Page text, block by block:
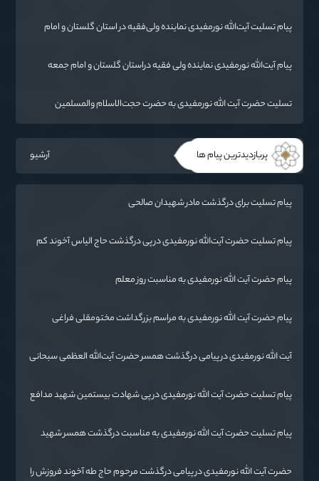
پیام تسلیت آیت‌الله نورمفیدی نماینده ولی‌فقیه در استان گلستان و امام
پیام آیت‌الله نورمفیدی نماینده ولی فقیه دراستان گلستان و امام جمعه
تسلیت حضرت آیت الله نورمفیدی به حضرت حجت‌الاسلام والمسلمین
پربازدیدترین پیام ها آرشیو
پیام تسلیت برای درگذشت مادر شهیدان صالحی
پیام تسلیت حضرت آیت‌الله نورمفیدی در پی درگذشت حاج الیاس آخوند کم
پیام حضرت آیت الله نورمفیدی به مناسبت روز معلم
پیام حضرت آیت الله نورمفیدی به مراسم بزرگداشت مختومقلی فراغی
آیت الله نورمفیدی در پیامی درگذشت همسر حضرت آیت‌الله العظمی سبحانی
پیام تسلیت حضرت آیت الله نورمفیدی در پی شهادت بیستمین شهید مدافع
پیام تسلیت حضرت آیت الله نورمفیدی به مناسبت درگذشت همسر شهید
حضرت آیت الله نورمفیدی در پیامی درگذشت مرحوم حاج طه آخوند فروزش را